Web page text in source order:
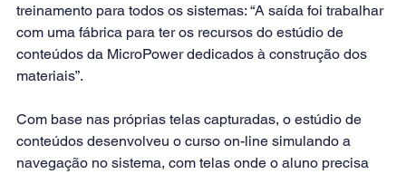
treinamento para todos os sistemas: “A saída foi trabalhar
com uma fábrica para ter os recursos do estúdio de
conteúdos da MicroPower dedicados à construção dos
materiais”.
Com base nas próprias telas capturadas, o estúdio de
conteúdos desenvolveu o curso on-line simulando a
navegação no sistema, com telas onde o aluno precisa